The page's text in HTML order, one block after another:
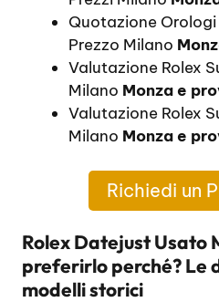
Quotazione
Prezzo Milano
Valutazione Rolex
Milano Monza e
Valutazione Rolex
Milano Monza e
Richiedi un
Rolex Datejust Usato
preferirlo perché? Le
modelli storici